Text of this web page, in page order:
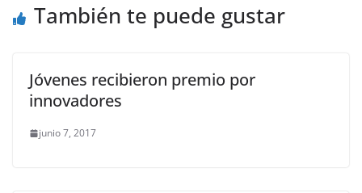
También te puede gustar
Jóvenes recibieron premio por
innovadores
junio 7, 2017